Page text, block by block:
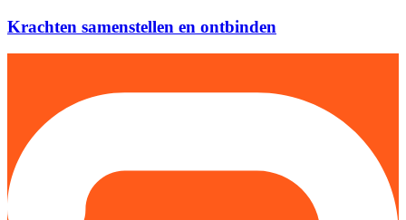
Krachten samenstellen en ontbinden